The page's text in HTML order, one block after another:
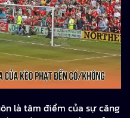
là tâm điểm của sự căng